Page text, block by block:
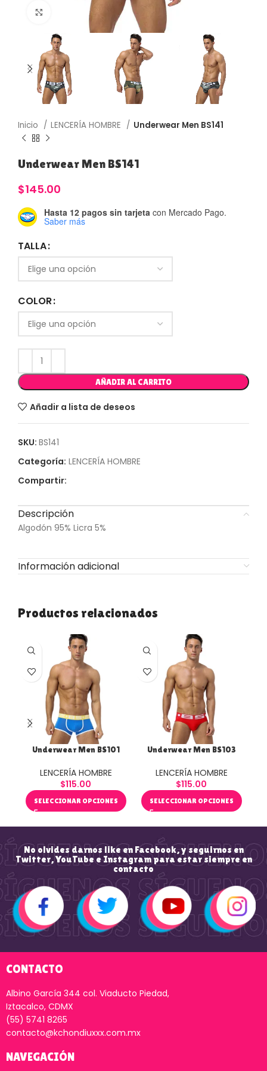
Haga Click para agrandar
Inicio LENCERÍA HOMBRE Underwear Men BS141
Underwear Men BS141
$145.00
Hasta 12 pagos sin tarjeta con Mercado Pago.
Saber más
TALLA
COLOR
AÑADIR AL CARRITO
Añadir a lista de deseos
SKU: BS141
Categoría: LENCERÍA HOMBRE
Compartir:
Descripción
Algodón 95% Licra 5%
Información adicional
Productos relacionados
Underwear Men BS101
LENCERÍA HOMBRE
$115.00
SELECCIONAR OPCIONES
Underwear Men BS103
LENCERÍA HOMBRE
$115.00
SELECCIONAR OPCIONES
No olvides darnos like en Facebook, y seguirnos en
Twitter, YouTube e Instagram para estar siempre en
contacto
CONTACTO
Albino García 344 col. Viaducto Piedad,
Iztacalco, CDMX
(55) 5741 8265
contacto@kchondiuxxx.com.mx
NAVEGACIÓN